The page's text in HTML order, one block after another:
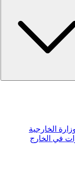
الخارجية
في الخارج